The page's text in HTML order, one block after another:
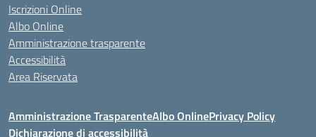
Iscrizioni Online
Albo Online
Amministrazione trasparente
Accessibilità
Area Riservata
Amministrazione TrasparenteAlbo OnlinePrivacy Policy
Dichiarazione di accessibilità